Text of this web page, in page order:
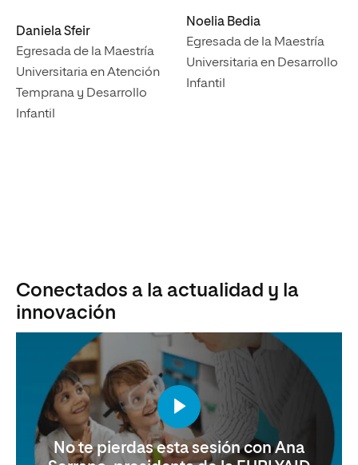
Daniela Sfeir
Egresada de la Maestría
Universitaria en Atención
Temprana y Desarrollo
Infantil
Noelia Bedia
Egresada de la Maestría
Universitaria en Desarrollo
Infantil
Conectados a la actualidad y la
innovación
No te pierdas esta sesión con Ana